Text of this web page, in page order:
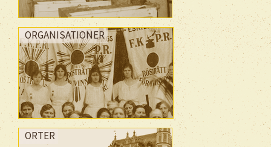
ORGANISATIONER
ORTER